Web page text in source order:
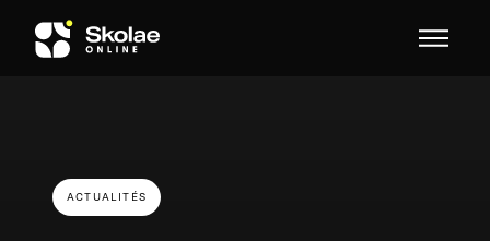
Skip to content
ACTUALITÉS